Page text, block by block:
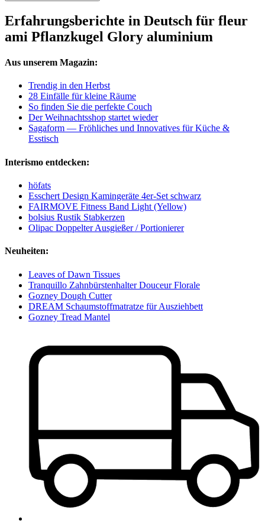
Erfahrungsberichte in Deutsch für fleur
ami Pflanzkugel Glory aluminium
Aus unserem Magazin:
Trendig in den Herbst
28 Einfälle für kleine Räume
So finden Sie die perfekte Couch
Der Weihnachtsshop startet wieder
Sagaform — Fröhliches und Innovatives für Küche &
Esstisch
Interismo entdecken:
höfats
Esschert Design Kamingeräte 4er-Set schwarz
FAIRMOVE Fitness Band Light (Yellow)
bolsius Rustik Stabkerzen
Olipac Doppelter Ausgießer / Portionierer
Neuheiten:
Leaves of Dawn Tissues
Tranquillo Zahnbürstenhalter Douceur Florale
Gozney Dough Cutter
DREAM Schaumstoffmatratze für Ausziehbett
Gozney Tread Mantel